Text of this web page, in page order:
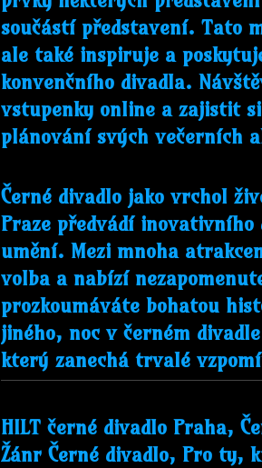
součástí představení. Tato
ale také inspiruje a
konvenčního divadla.
vstupenky online a zajistit
plánování svých večerních
Černé divadlo jako vrchol
Praze předvádí
umění. Mezi mnoha
volba a nabízí
prozkoumáváte bohatou
jiného, ​​noc v černém
který zanechá trvalé
HILT černé divadlo Praha,
Žánr Černé divadlo, Pro ty,